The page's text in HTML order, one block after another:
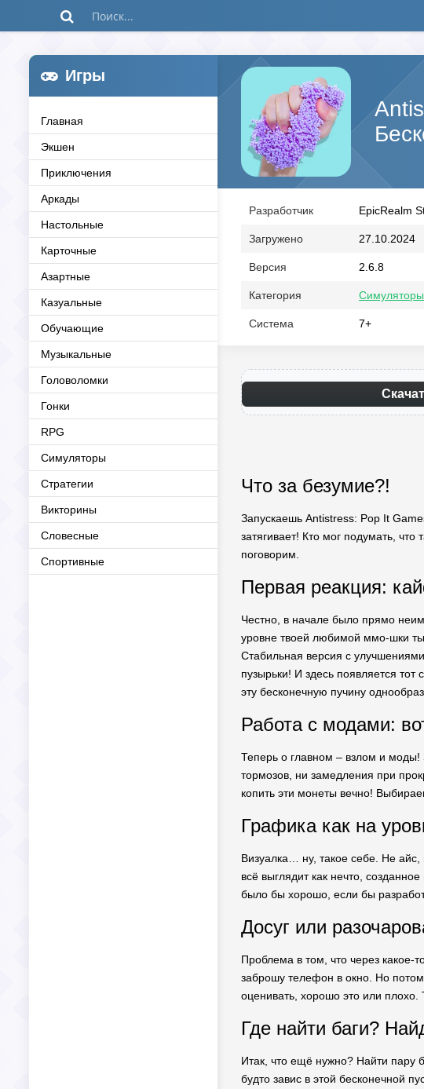
Игры
Главная
Экшен
Приключения
Аркады
Настольные
Карточные
Азартные
Казуальные
Обучающие
Музыкальные
Головоломки
Гонки
RPG
Симуляторы
Стратегии
Викторины
Словесные
Спортивные
Разработчик EpicRealm
Загружено 27.10.2024
Версия 2.6.8
Категория Симуляторы
Система 7+
Что за безумие?!
Запускаешь Antistress: Pop It
затягивает! Кто мог подумать,
поговорим.
Первая реакция:
Честно, в начале было прямо
уровне твоей любимой ммо-шки
Стабильная версия с
пузырьки! И здесь появляется
эту бесконечную пучину
Работа с модами:
Теперь о главном – взлом и моды!
тормозов, ни замедления при
копить эти монеты вечно!
Графика как на
Визуалка… ну, такое себе. Не
всё выглядит как нечто,
было бы хорошо, если бы
Досуг или
Проблема в том, что через какое-
заброшу телефон в окно. Но
оценивать, хорошо это или плохо.
Где найти баги?
Итак, что ещё нужно? Найти пару
будто завис в этой бесконечной